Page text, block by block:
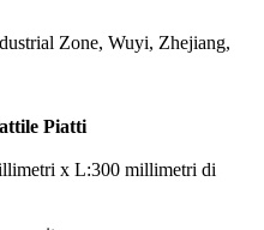
Zone, Wuyi, Zhejiang,
Piatti
x L:300 millimetri di